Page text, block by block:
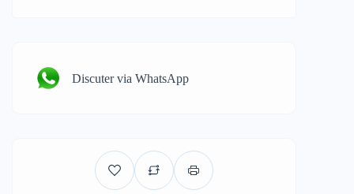
Discuter via WhatsApp